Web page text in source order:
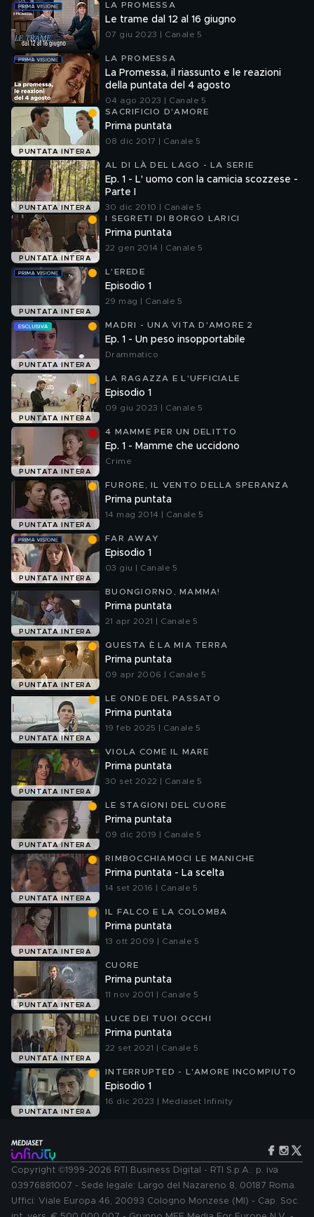
LA PROMESSA
Le trame dal 12 al 16 giugno
07 giu 2023 | Canale 5
LA PROMESSA
La Promessa, il riassunto e le reazioni
della puntata del 4 agosto
04 ago 2023 | Canale 5
PUNTATA INTERA
SACRIFICIO D'AMORE
Prima puntata
08 dic 2017 | Canale 5
PUNTATA INTERA
AL DI LÀ DEL LAGO - LA SERIE
Ep. 1 - L' uomo con la camicia scozzese -
Parte I
30 dic 2010 | Canale 5
PUNTATA INTERA
I SEGRETI DI BORGO LARICI
Prima puntata
22 gen 2014 | Canale 5
PUNTATA INTERA
L'EREDE
Episodio 1
29 mag | Canale 5
PUNTATA INTERA
MADRI - UNA VITA D'AMORE 2
Ep. 1 - Un peso insopportabile
Drammatico
PUNTATA INTERA
LA RAGAZZA E L'UFFICIALE
Episodio 1
09 giu 2023 | Canale 5
PUNTATA INTERA
4 MAMME PER UN DELITTO
Ep. 1 - Mamme che uccidono
Crime
PUNTATA INTERA
FURORE, IL VENTO DELLA SPERANZA
Prima puntata
14 mag 2014 | Canale 5
PUNTATA INTERA
FAR AWAY
Episodio 1
03 giu | Canale 5
PUNTATA INTERA
BUONGIORNO, MAMMA!
Prima puntata
21 apr 2021 | Canale 5
PUNTATA INTERA
QUESTA È LA MIA TERRA
Prima puntata
09 apr 2006 | Canale 5
PUNTATA INTERA
LE ONDE DEL PASSATO
Prima puntata
19 feb 2025 | Canale 5
PUNTATA INTERA
VIOLA COME IL MARE
Prima puntata
30 set 2022 | Canale 5
PUNTATA INTERA
LE STAGIONI DEL CUORE
Prima puntata
09 dic 2019 | Canale 5
PUNTATA INTERA
RIMBOCCHIAMOCI LE MANICHE
Prima puntata - La scelta
14 set 2016 | Canale 5
PUNTATA INTERA
IL FALCO E LA COLOMBA
Prima puntata
13 ott 2009 | Canale 5
PUNTATA INTERA
CUORE
Prima puntata
11 nov 2001 | Canale 5
PUNTATA INTERA
LUCE DEI TUOI OCCHI
Prima puntata
22 set 2021 | Canale 5
PUNTATA INTERA
INTERRUPTED - L'AMORE INCOMPIUTO
Episodio 1
16 dic 2023 | Mediaset Infinity
Copyright ©1999-2026 RTI Business Digital - RTI S.p.A.: p. iva
03976881007 - Sede legale: Largo del Nazareno 8, 00187 Roma.
Uffici: Viale Europa 46, 20093 Cologno Monzese (MI) - Cap. Soc.